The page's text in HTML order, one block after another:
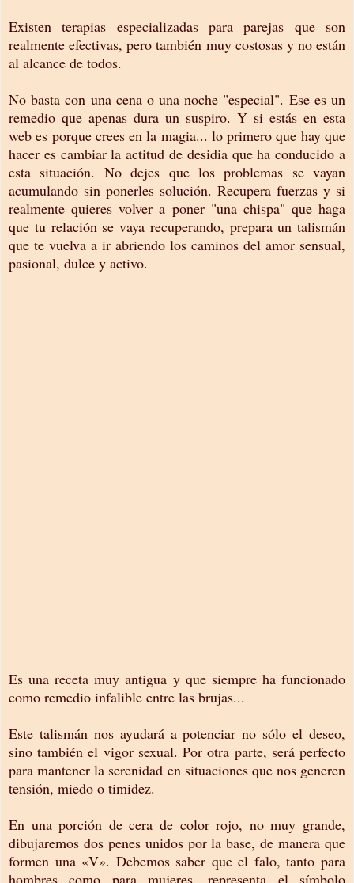
Existen terapias especializadas para parejas que son
realmente efectivas, pero también muy costosas y no están
al alcance de todos.
No basta con una cena o una noche "especial". Ese es un
remedio que apenas dura un suspiro. Y si estás en esta
web es porque crees en la magia... lo primero que hay que
hacer es cambiar la actitud de desidia que ha conducido a
esta situación. No dejes que los problemas se vayan
acumulando sin ponerles solución. Recupera fuerzas y si
realmente quieres volver a poner "una chispa" que haga
que tu relación se vaya recuperando, prepara un talismán
que te vuelva a ir abriendo los caminos del amor sensual,
pasional, dulce y activo.
Es una receta muy antigua y que siempre ha funcionado
como remedio infalible entre las brujas...
Este talismán nos ayudará a potenciar no sólo el deseo,
sino también el vigor sexual. Por otra parte, será perfecto
para mantener la serenidad en situaciones que nos generen
tensión, miedo o timidez.
En una porción de cera de color rojo, no muy grande,
dibujaremos dos penes unidos por la base, de manera que
formen una «V». Debemos saber que el falo, tanto para
hombres como para mujeres, representa el símbolo